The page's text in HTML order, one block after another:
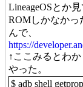
LineageOSとか
ROMしかなかっ
んで、
https://
↑ここみるとわ
やった。
$ adb shell